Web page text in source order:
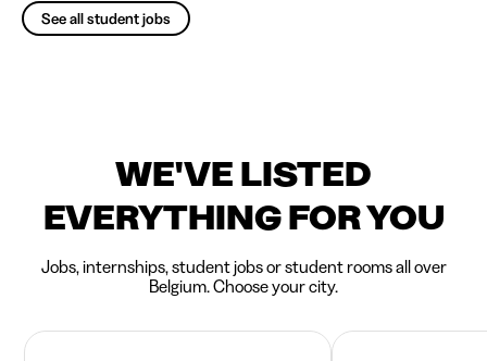
See all student jobs
WE'VE LISTED
EVERYTHING FOR YOU
Jobs, internships, student jobs or student rooms all over
Belgium. Choose your city.